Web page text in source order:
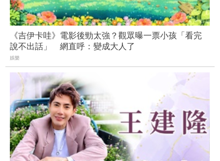
《吉伊卡哇》電影後勁太強？觀眾曝一票小孩「看完
說不出話」 網直呼：變成大人了
娛樂